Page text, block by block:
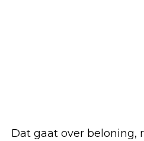
Dat gaat over beloning,